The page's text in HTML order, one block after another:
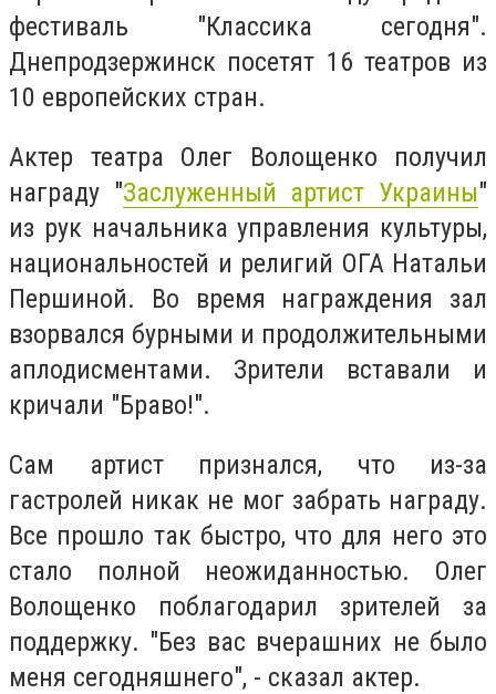
фестиваль "Классика сегодня".
Днепродзержинск посетят 16 театров из
10 европейских стран.
Актер театра Олег Волощенко получил
награду "Заслуженный артист Украины"
из рук начальника управления культуры,
национальностей и религий ОГА Натальи
Першиной. Во время награждения зал
взорвался бурными и продолжительными
аплодисментами. Зрители вставали и
кричали "Браво!".
Сам артист признался, что из-за
гастролей никак не мог забрать награду.
Все прошло так быстро, что для него это
стало полной неожиданностью. Олег
Волощенко поблагодарил зрителей за
поддержку. "Без вас вчерашних не было
меня сегодняшнего", - сказал актер.